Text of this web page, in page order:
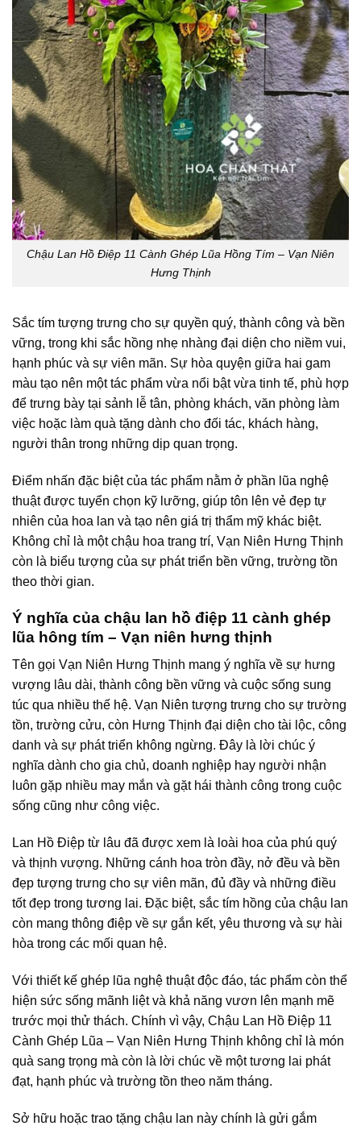
Chậu Lan Hồ Điệp 11 Cành Ghép Lũa Hồng Tím – Vạn Niên
Hưng Thịnh
Sắc tím tượng trưng cho sự quyền quý, thành công và bền
vững, trong khi sắc hồng nhẹ nhàng đại diện cho niềm vui,
hạnh phúc và sự viên mãn. Sự hòa quyện giữa hai gam
màu tạo nên một tác phẩm vừa nổi bật vừa tinh tế, phù hợp
để trưng bày tại sảnh lễ tân, phòng khách, văn phòng làm
việc hoặc làm quà tặng dành cho đối tác, khách hàng,
người thân trong những dịp quan trọng.
Điểm nhấn đặc biệt của tác phẩm nằm ở phần lũa nghệ
thuật được tuyển chọn kỹ lưỡng, giúp tôn lên vẻ đẹp tự
nhiên của hoa lan và tạo nên giá trị thẩm mỹ khác biệt.
Không chỉ là một chậu hoa trang trí, Vạn Niên Hưng Thịnh
còn là biểu tượng của sự phát triển bền vững, trường tồn
theo thời gian.
Ý nghĩa của chậu lan hồ điệp 11 cành ghép
lũa hông tím – Vạn niên hưng thịnh
Tên gọi Vạn Niên Hưng Thịnh mang ý nghĩa về sự hưng
vượng lâu dài, thành công bền vững và cuộc sống sung
túc qua nhiều thế hệ. Vạn Niên tượng trưng cho sự trường
tồn, trường cửu, còn Hưng Thịnh đại diện cho tài lộc, công
danh và sự phát triển không ngừng. Đây là lời chúc ý
nghĩa dành cho gia chủ, doanh nghiệp hay người nhận
luôn gặp nhiều may mắn và gặt hái thành công trong cuộc
sống cũng như công việc.
Lan Hồ Điệp từ lâu đã được xem là loài hoa của phú quý
và thịnh vượng. Những cánh hoa tròn đầy, nở đều và bền
đẹp tượng trưng cho sự viên mãn, đủ đầy và những điều
tốt đẹp trong tương lai. Đặc biệt, sắc tím hồng của chậu lan
còn mang thông điệp về sự gắn kết, yêu thương và sự hài
hòa trong các mối quan hệ.
Với thiết kế ghép lũa nghệ thuật độc đáo, tác phẩm còn thể
hiện sức sống mãnh liệt và khả năng vươn lên mạnh mẽ
trước mọi thử thách. Chính vì vậy, Chậu Lan Hồ Điệp 11
Cành Ghép Lũa – Vạn Niên Hưng Thịnh không chỉ là món
quà sang trọng mà còn là lời chúc về một tương lai phát
đạt, hạnh phúc và trường tồn theo năm tháng.
Sở hữu hoặc trao tặng chậu lan này chính là gửi gắm